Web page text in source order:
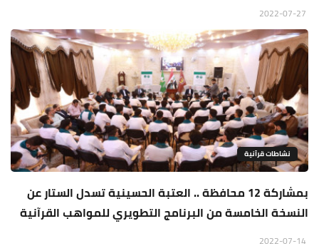
نشاطات قرآنية
بمشاركة 12 محافظة .. العتبة الحسينية تسدل الستار عن
النسخة الخامسة من البرنامج التطويري للمواهب القرآنية